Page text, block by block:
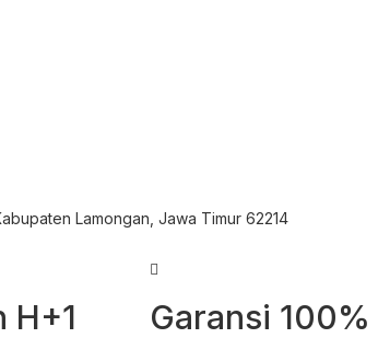
Lamongan, Jawa Timur 62214
H+1 Garansi 100%